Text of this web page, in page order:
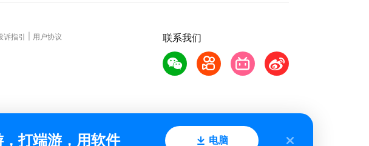
联系我们
诉指引
用户协议
打端游，用软件 电脑